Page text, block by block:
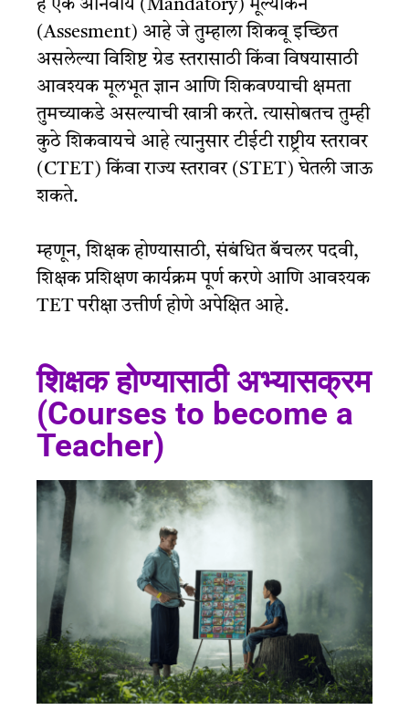
हे एक अनिवार्य (Mandatory) मूल्यांकन
(Assesment) आहे जे तुम्हाला शिकवू इच्छित
असलेल्या विशिष्ट ग्रेड स्तरासाठी किंवा विषयासाठी
आवश्यक मूलभूत ज्ञान आणि शिकवण्याची क्षमता
तुमच्याकडे असल्याची खात्री करते. त्यासोबतच तुम्ही
कुठे शिकवायचे आहे त्यानुसार टीईटी राष्ट्रीय स्तरावर
(CTET) किंवा राज्य स्तरावर (STET) घेतली जाऊ
शकते.
म्हणून, शिक्षक होण्यासाठी, संबंधित बॅचलर पदवी,
शिक्षक प्रशिक्षण कार्यक्रम पूर्ण करणे आणि आवश्यक
TET परीक्षा उत्तीर्ण होणे अपेक्षित आहे.
शिक्षक होण्यासाठी अभ्यासक्रम
(Courses to become a
Teacher)